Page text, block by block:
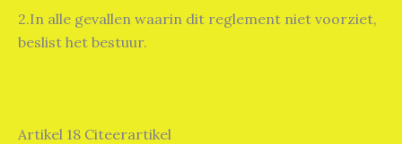
2.In alle gevallen waarin dit reglement niet voorziet,
beslist het bestuur.
Artikel 18 Citeerartikel